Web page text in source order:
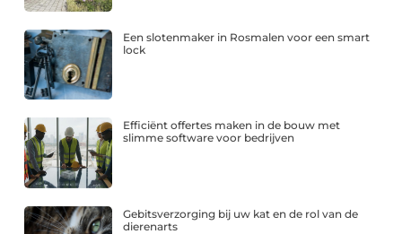
Een slotenmaker in Rosmalen voor een smart
lock
Efficiënt offertes maken in de bouw met
slimme software voor bedrijven
Gebitsverzorging bij uw kat en de rol van de
dierenarts